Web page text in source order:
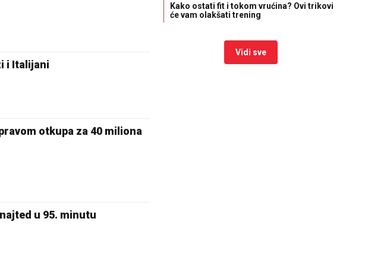
i Italijani
otkupa za 40 miliona
u 95. minutu
Kako ostati fit i tokom vrućina? Ovi trikovi
će vam olakšati trening
Vidi sve